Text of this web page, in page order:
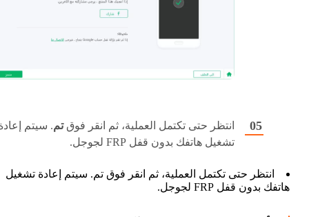
انتظر حتى تكتمل العملية، ثم انقر فوقتم. سيتم
تشغيل هاتفك بدون قفل FRP لجوجل.
انتظر حتى تكتمل العملية، ثم انقر فوق تم. سيتم إعادة تشغيل
هاتفك بدون قفل FRP لجوجل.